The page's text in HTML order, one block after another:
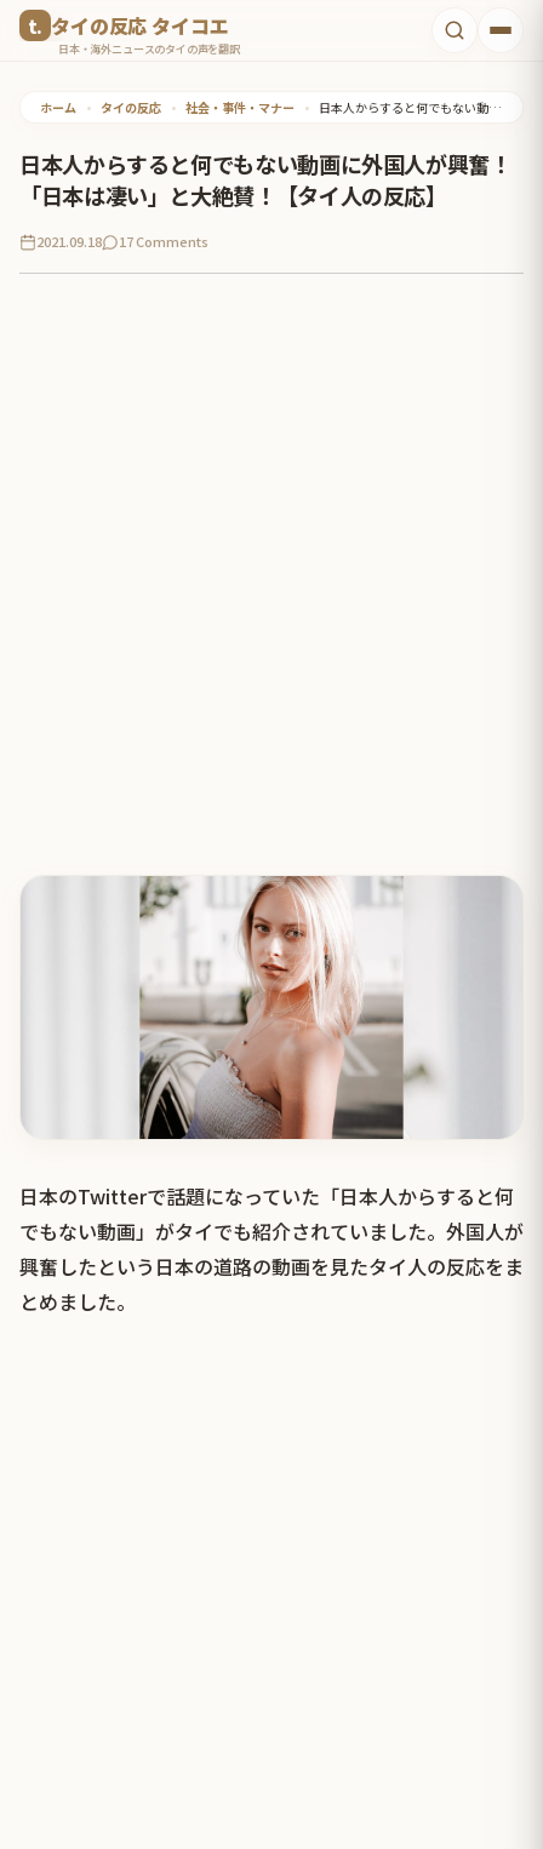
タイの反応 タイコエ
日本・海外ニュースのタイの声を翻訳
ホーム • タイの反応 • 社会・事件・マナー • 日本人からすると何でもない動画に外国人が興奮！「日本は凄い」と大絶賛！【タイ人の反応】
日本人からすると何でもない動画に外国人が興奮！
「日本は凄い」と大絶賛！【タイ人の反応】
2021.09.18 17 Comments
日本のTwitterで話題になっていた「日本人からすると何
でもない動画」がタイでも紹介されていました。外国人が
興奮したという日本の道路の動画を見たタイ人の反応をま
とめました。